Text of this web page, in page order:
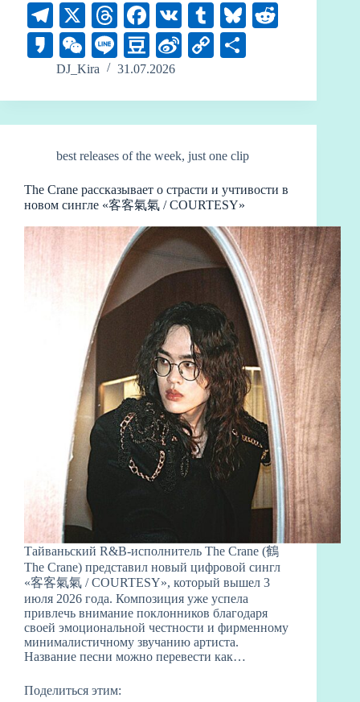
Te
le
gr
m
X
T
hr
ea
Fa
ce
bo
V
K
T
u
m
r
Bl
K
ak
ao
W
e
C
ha
t
Li
ne
D
ou
ba
n
Si
W
ei
bo
C
y
Li
nk
ра
ви
ть
DJ_Kira 31.07.2026
best releases of the week, just one clip
The Crane рассказывает о страсти и учтивости в
новом сингле «客客氣氣 / COURTESY»
Тайваньский R&B-исполнитель The Crane (鶴
The Crane) представил новый цифровой сингл
«客客氣氣 / COURTESY», который вышел 3
июля 2026 года. Композиция уже успела
привлечь внимание поклонников благодаря
своей эмоциональной честности и фирменному
минималистичному звучанию артиста.
Название песни можно перевести как…
Поделиться этим: